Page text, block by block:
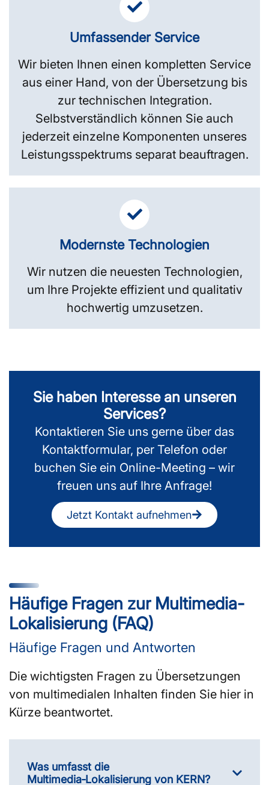
Umfassender Service
Wir bieten Ihnen einen kompletten Service
aus einer Hand, von der Übersetzung bis
zur technischen Integration.
Selbstverständlich können Sie auch
jederzeit einzelne Komponenten unseres
Leistungsspektrums separat beauftragen.
Modernste Technologien
Wir nutzen die neuesten Technologien,
um Ihre Projekte effizient und qualitativ
hochwertig umzusetzen.
Sie haben Interesse an unseren
Services?
Kontaktieren Sie uns gerne über das
Kontaktformular, per Telefon oder
buchen Sie ein Online-Meeting – wir
freuen uns auf Ihre Anfrage!
Jetzt Kontakt aufnehmen
Häufige Fragen zur Multimedia-
Lokalisierung (FAQ)
Häufige Fragen und Antworten
Die wichtigsten Fragen zu Übersetzungen
von multimedialen Inhalten finden Sie hier in
Kürze beantwortet.
Was umfasst die
Multimedia‑Lokalisierung von KERN?